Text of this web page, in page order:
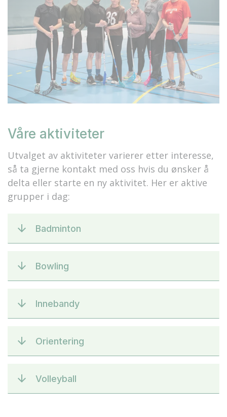
Våre aktiviteter
Utvalget av aktiviteter varierer etter interesse,
så ta gjerne kontakt med oss hvis du ønsker å
delta eller starte en ny aktivitet. Her er aktive
grupper i dag:
Badminton
Bowling
Innebandy
Orientering
Volleyball